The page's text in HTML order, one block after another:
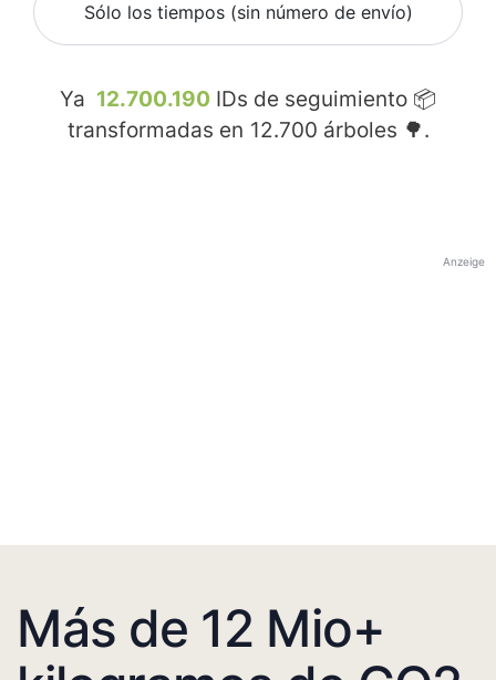
Sólo los tiempos (sin número de envío)
Ya 12.700.190 IDs de seguimiento 📦
transformadas en 12.700 árboles 🌳.
Anzeige
Más de 12 Mio+